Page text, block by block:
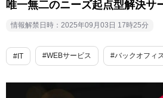
唯一無二のニーズ起点型解決サ
情報解禁日時：2025年09月03日 17時25分
#IT #WEBサービス #バックオフィ